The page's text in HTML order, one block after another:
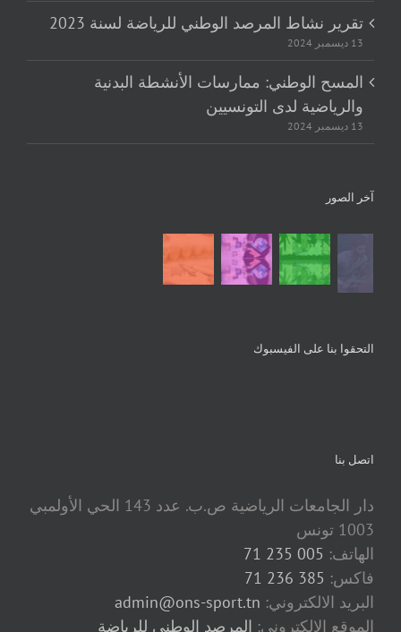
تقرير نشاط المرصد الوطني للرياضة لسنة 2023
13 ديسمبر 2024
المسح الوطني: ممارسات الأنشطة البدنية
والرياضية لدى التونسيين
13 ديسمبر 2024
آخر الصور
التحقوا بنا على الفيسبوك
اتصل بنا
دار الجامعات الرياضية ص.ب. عدد 143 الحي الأولمبي
1003 تونس
الهاتف: 005 235 71
فاكس: 385 236 71
البريد الالكتروني: admin@ons-sport.tn
الموقع الإلكتروني: المرصد الوطني للرياضة